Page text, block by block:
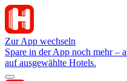
Zur App wechseln
Spare in der App noch mehr –
auf ausgewählte Hotels.